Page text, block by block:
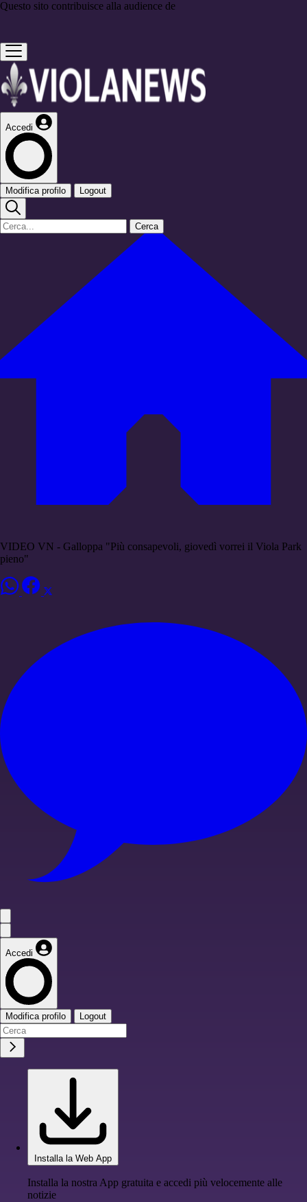
Questo sito contribuisce alla audience de
Accedi
Modifica profilo Logout
Cerca
VIDEO VN - Galloppa "Più consapevoli, giovedì vorrei il Viola Park
pieno"
Accedi
Modifica profilo Logout
Installa la Web App
Installa la nostra App gratuita e accedi più velocemente alle
notizie